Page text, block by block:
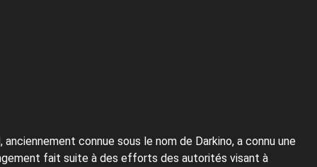
connue sous le nom de Darkino, a connu une
fait suite à des efforts des autorités visant à